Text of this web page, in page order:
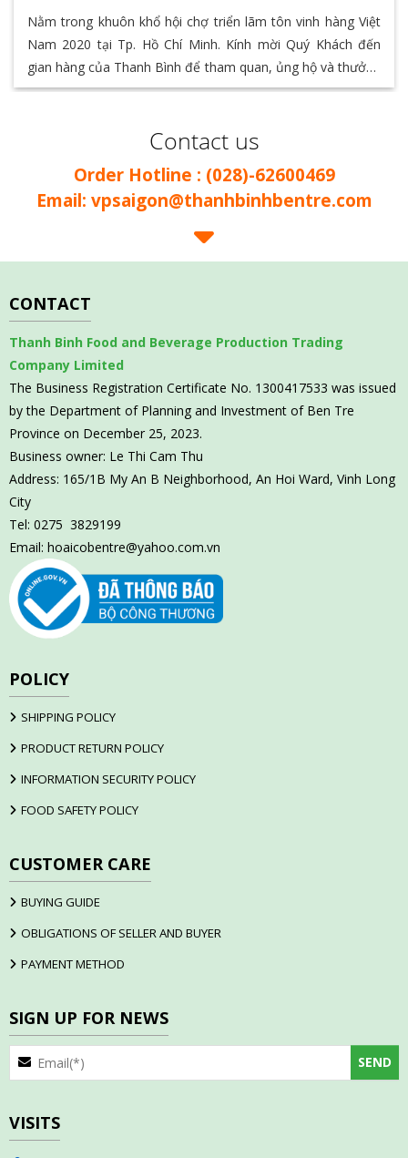
Nằm trong khuôn khổ hội chợ triển lãm tôn vinh hàng Việt
Nam 2020 tại Tp. Hồ Chí Minh. Kính mời Quý Khách đến
gian hàng của Thanh Bình để tham quan, ủng hộ và thưởng
thức các sản phẩm đặc sản của Bến Tre thông qua chuỗi
Contact us
Order Hotline : (028)-62600469
Email: vpsaigon@thanhbinhbentre.com
CONTACT
Thanh Binh Food and Beverage Production Trading
Company Limited
The Business Registration Certificate No. 1300417533 was issued
by the Department of Planning and Investment of Ben Tre
Province on December 25, 2023.
Business owner: Le Thi Cam Thu
Address: 165/1B My An B Neighborhood, An Hoi Ward, Vinh Long
City
Tel: 0275 3829199
Email: hoaicobentre@yahoo.com.vn
POLICY
SHIPPING POLICY
PRODUCT RETURN POLICY
INFORMATION SECURITY POLICY
FOOD SAFETY POLICY
CUSTOMER CARE
BUYING GUIDE
OBLIGATIONS OF SELLER AND BUYER
PAYMENT METHOD
SIGN UP FOR NEWS
VISITS